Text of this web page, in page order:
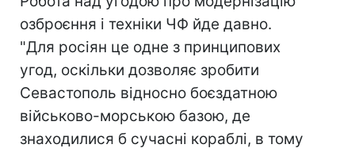
озброєння і техніки ЧФ йде давно.
"Для росіян це одне з принципових
угод, оскільки дозволяє зробити
Севастополь відносно боєздатною
військово-морською базою, де
знаходилися б сучасні кораблі, в тому